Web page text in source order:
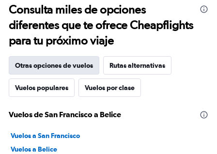
Consulta miles de opciones
diferentes que te ofrece Cheapflights
para tu próximo viaje
Otras opciones de vuelos Rutas alternativas
Vuelos populares Vuelos por clase
Vuelos de San Francisco a Belice
Vuelos a San Francisco
Vuelos a Belice